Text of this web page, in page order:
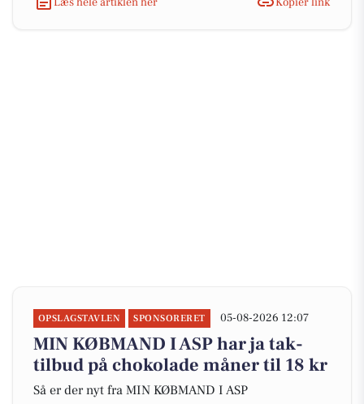
OPSLAGSTAVLEN SPONSORERET 05-08-2026 12:07
MIN KØBMAND I ASP har ja tak-
tilbud på chokolade måner til 18 kr
Så er der nyt fra MIN KØBMAND I ASP